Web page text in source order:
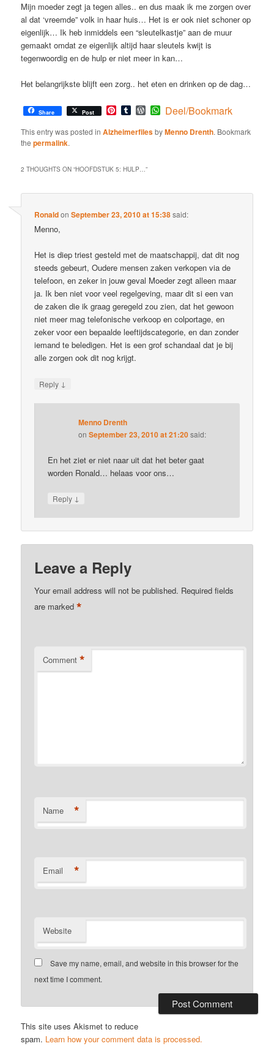
Mijn moeder zegt ja tegen alles.. en dus maak ik me zorgen over
al dat ‘vreemde” volk in haar huis… Het is er ook niet schoner op
eigenlijk… Ik heb inmiddels een “sleutelkastje” aan de muur
gemaakt omdat ze eigenlijk altijd haar sleutels kwijt is
tegenwoordig en de hulp er niet meer in kan…
Het belangrijkste blijft een zorg.. het eten en drinken op de dag…
Share Post Pinterest
TumblrWordPress
WhatsApp
Deel/Bookmark
This entry was posted inAlzheimerfilesbyMenno Drenth. Bookmark
thepermalink.
2 THOUGHTS ON “HOOFDSTUK 5: HULP…”
RonaldonSeptember 23, 2010 at 15:38said:
Menno,
Het is diep triest gesteld met de maatschappij, dat dit nog
steeds gebeurt, Oudere mensen zaken verkopen via de
telefoon, en zeker in jouw geval Moeder zegt alleen maar
ja. Ik ben niet voor veel regelgeving, maar dit si een van
de zaken die ik graag geregeld zou zien, dat het gewoon
niet meer mag telefonische verkoop en colportage, en
zeker voor een bepaalde leeftijdscategorie, en dan zonder
iemand te beledigen. Het is een grof schandaal dat je bij
alle zorgen ook dit nog krijgt.
Reply ↓
Menno Drenth
onSeptember 23, 2010 at 21:20said:
En het ziet er niet naar uit dat het beter gaat
worden Ronald… helaas voor ons…
Reply ↓
Leave a Reply
Your email address will not be published. Required fields
are marked*
Comment *
Name *
Email *
Website
Save my name, email, and website in this browser for the
next time I comment.
This site uses Akismet to reduce
spam. Learn how your comment data is processed.